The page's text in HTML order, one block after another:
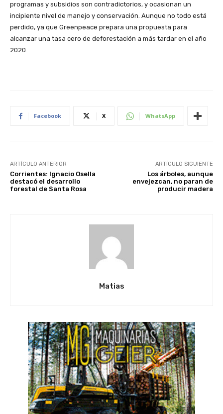
programas y subsidios son contradictorios, y ocasionan un
incipiente nivel de manejo y conservación. Aunque no todo está
perdido, ya que Greenpeace prepara una propuesta para
alcanzar una tasa cero de deforestación a más tardar en el año
2020.
Facebook X WhatsApp
ARTÍCULO ANTERIOR
Corrientes: Ignacio Osella
destacó el desarrollo
forestal de Santa Rosa
ARTÍCULO SIGUIENTE
Los árboles, aunque
envejezcan, no paran de
producir madera
Matias